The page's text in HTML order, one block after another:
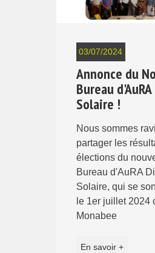
03/07/2024
Annonce du
Bureau
Solaire !
Nous sommes
partager les
élections du
Bureau d'AuRA
Solaire, qui se
le 1er juillet 2024
Monabee
En savoir +